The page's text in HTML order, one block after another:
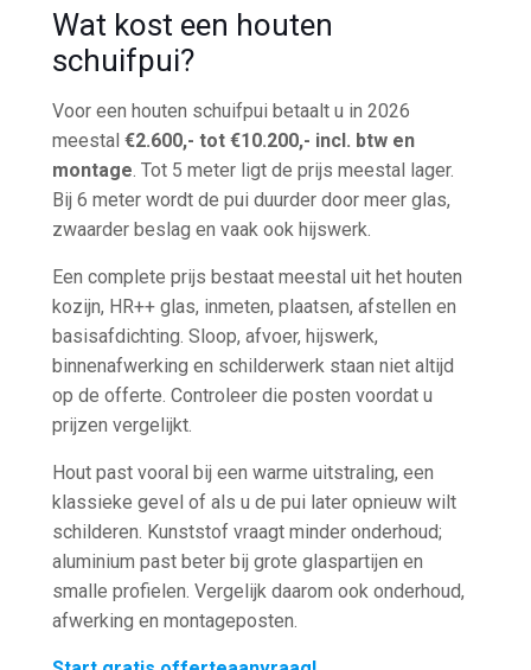
Wat kost een houten
schuifpui?
Voor een houten schuifpui betaalt u in 2026
meestal€2.600,- tot €10.200,- incl. btw en
montage. Tot 5 meter ligt de prijs meestal lager.
Bij 6 meter wordt de pui duurder door meer glas,
zwaarder beslag en vaak ook hijswerk.
Een complete prijs bestaat meestal uit het houten
kozijn, HR++ glas, inmeten, plaatsen, afstellen en
basisafdichting. Sloop, afvoer, hijswerk,
binnenafwerking en schilderwerk staan niet altijd
op de offerte. Controleer die posten voordat u
prijzen vergelijkt.
Hout past vooral bij een warme uitstraling, een
klassieke gevel of als u de pui later opnieuw wilt
schilderen. Kunststof vraagt minder onderhoud;
aluminium past beter bij grote glaspartijen en
smalle profielen. Vergelijk daarom ook onderhoud,
afwerking en montageposten.